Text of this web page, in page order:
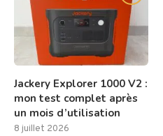
Jackery Explorer 1000 V2 :
mon test complet après
un mois d’utilisation
8 juillet 2026